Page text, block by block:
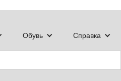
Обувь Справка